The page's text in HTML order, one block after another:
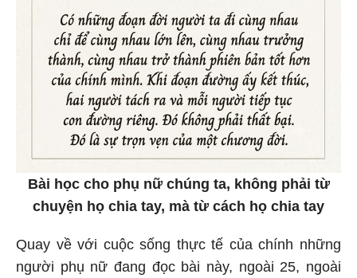
Bài học cho phụ nữ chúng ta, không phải từ
chuyện họ chia tay, mà từ cách họ chia tay
Quay về với cuộc sống thực tế của chính những
người phụ nữ đang đọc bài này, ngoài 25, ngoài